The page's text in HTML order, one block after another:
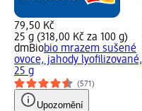
79,50 Kč
25 g (318,00 Kč za 100 g)
dmBiobio mrazem sušené
ovoce, jahody lyofilizované,
25 g
(571)
Upozornění